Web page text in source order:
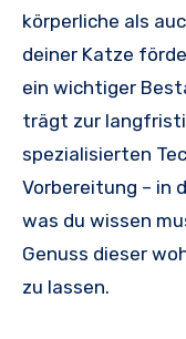
körperliche als
deiner Katze
ein wichtiger
trägt zur
spezialisierten
Vorbereitung – in
was du wissen
Genuss dieser
zu lassen.